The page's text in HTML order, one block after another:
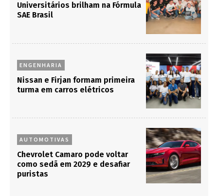
Universitários brilham na Fórmula
SAE Brasil
ENGENHARIA
Nissan e Firjan formam primeira
turma em carros elétricos
AUTOMOTIVAS
Chevrolet Camaro pode voltar
como sedã em 2029 e desafiar
puristas